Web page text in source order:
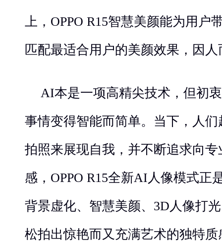
上，OPPO R15智慧美颜能为用户
匹配最适合用户的美颜效果，因
AI本是一项高精尖技术，但初
事情变得智能而简单。当下，人
拍照来展现自我，并不断追求向
感，OPPO R15全新AI人像模式正
背景虚化、智慧美颜、3D人像打
松拍出惊艳而又充满艺术的独特